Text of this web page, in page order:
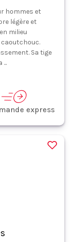
hommes et
légère et
milieu
caoutchouc.
Sa tige
express